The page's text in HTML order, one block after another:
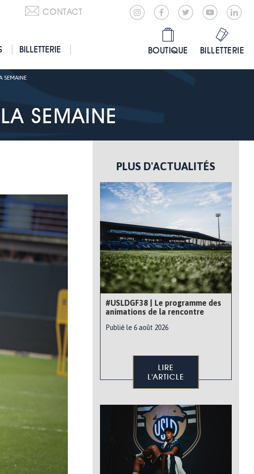
CONTACT
BILLETTERIE
BOUTIQUE BILLETTERIE
SEMAINE
SEMAINE
PLUS D'ACTUALITÉS
#USLDGF38 | Le programme des
animations de la rencontre
Publié le 6 août 2026
LIRE
L'ARTICLE